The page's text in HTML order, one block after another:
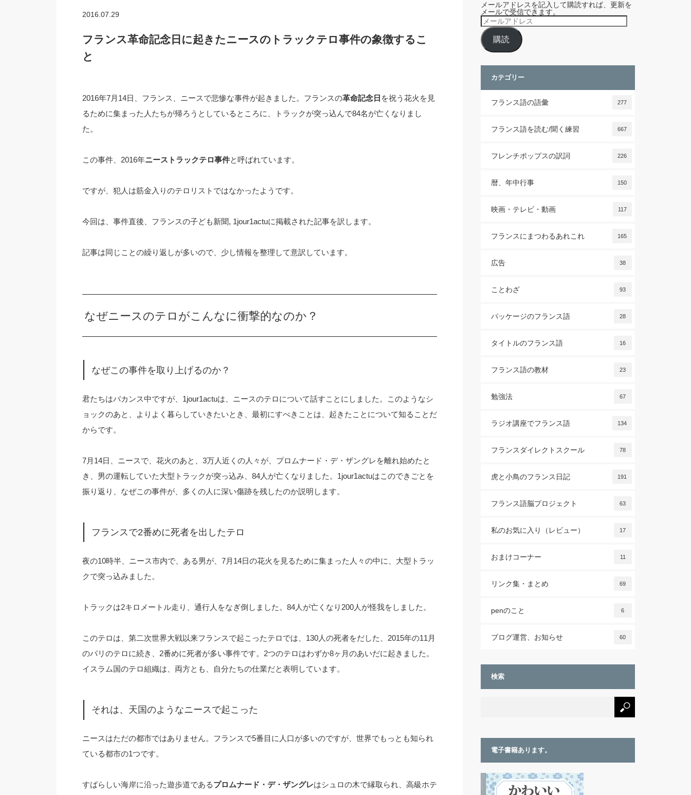
2016.07.29
フランス革命記念日に起きたニースのトラックテロ事件の象徴するこ
と
2016年7月14日、フランス、ニースで悲惨な事件が起きました。フランスの革命記念日 を祝う花火を見
るために集まった人たちが帰ろうとしているところに、トラックが突っ込んで84名が亡くなりまし
た。
この事件、2016年ニーストラックテロ事件と呼ばれています。
ですが、犯人は筋金入りのテロリストではなかったようです。
今回は、事件直後、フランスの子ども新聞, 1jour1actuに掲載された記事を訳します。
記事は同じことの繰り返しが多いので、少し情報を整理して意訳しています。
なぜニースのテロがこんなに衝撃的なのか？
なぜこの事件を取り上げるのか？
君たちはバカンス中ですが、1jour1actuは、ニースのテロについて話すことにしました。このようなシ
ョックのあと、よりよく暮らしていきたいとき、最初にすべきことは、起きたことについて知ることだ
からです。
7月14日、ニースで、花火のあと、3万人近くの人々が、プロムナード・デ・ザングレを離れ始めたと
き、男の運転していた大型トラックが突っ込み、84人が亡くなりました。1jour1actuはこのできごとを
振り返り、なぜこの事件が、多くの人に深い傷跡を残したのか説明します。
フランスで2番めに死者を出したテロ
夜の10時半、ニース市内で、ある男が、7月14日の花火を見るために集まった人々の中に、大型トラッ
クで突っ込みました。
トラックは2キロメートル走り、通行人をなぎ倒しました。84人が亡くなり200人が怪我をしました。
このテロは、第二次世界大戦以来フランスで起こったテロでは、130人の死者をだした、2015年の11月
のパリのテロに続き、2番めに死者が多い事件です。2つのテロはわずか8ヶ月のあいだに起きました。
イスラム国のテロ組織は、両方とも、自分たちの仕業だと表明しています。
それは、天国のようなニースで起こった
ニースはただの都市ではありません。フランスで5番目に人口が多いのですが、世界でもっとも知られ
ている都市の1つです。
すばらしい海岸に沿った遊歩道であるプロムナード・デ・ザングレはシュロの木で縁取られ、高級ホテ
メールアドレスを記入して購読すれば、更新を
メールで受信できます。
メ
ー
ル
ア
ド
購読
カテゴリー
フランス語の語彙 277
フランス語を読む/聞く練習 667
フレンチポップスの訳詞 226
暦、年中行事 150
映画・テレビ・動画 117
フランスにまつわるあれこれ 165
広告 38
ことわざ 93
パッケージのフランス語 28
タイトルのフランス語 16
フランス語の教材 23
勉強法 67
ラジオ講座でフランス語 134
フランスダイレクトスクール 78
虎と小鳥のフランス日記 191
フランス語脳プロジェクト 63
私のお気に入り（レビュー） 17
おまけコーナー 11
リンク集・まとめ 69
penのこと 6
ブログ運営、お知らせ 60
検索
電子書籍あります。